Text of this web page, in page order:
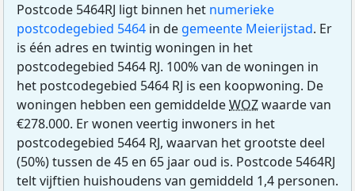
Postcode 5464RJ ligt binnen het numerieke
postcodegebied 5464 in de gemeente Meierijstad. Er
is één adres en twintig woningen in het
postcodegebied 5464 RJ. 100% van de woningen in
het postcodegebied 5464 RJ is een koopwoning. De
woningen hebben een gemiddeldeWOZwaarde van
€278.000. Er wonen veertig inwoners in het
postcodegebied 5464 RJ, waarvan het grootste deel
(50%) tussen de 45 en 65 jaar oud is. Postcode 5464RJ
telt vijftien huishoudens van gemiddeld 1,4 personen.